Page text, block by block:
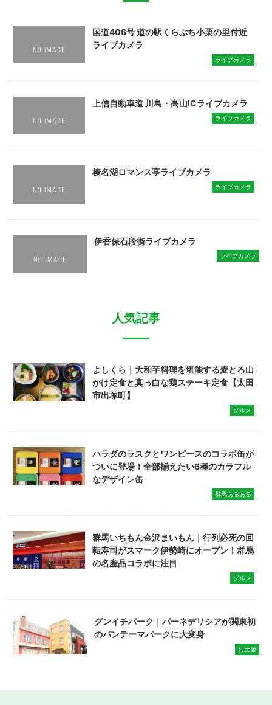
国道406号 道の駅くらぶち小栗の里付近
ライブカメラ
ライブカメラ
上信自動車道 川島・高山ICライブカメラ
ライブカメラ
榛名湖ロマンス亭ライブカメラ
ライブカメラ
伊香保石段街ライブカメラ
ライブカメラ
人気記事
よしくら｜大和芋料理を堪能する麦とろ山
かけ定食と真っ白な鶏ステーキ定食【太田
市出塚町】
グルメ
ハラダのラスクとワンピースのコラボ缶が
ついに登場！全部揃えたい6種のカラフル
なデザイン缶
群馬あるある
群馬いちもん金沢まいもん｜行列必死の回
転寿司がスマーク伊勢崎にオープン！群馬
の名産品コラボに注目
グルメ
グンイチパーク｜パーネデリシアが関東初
のパンテーマパークに大変身
お土産